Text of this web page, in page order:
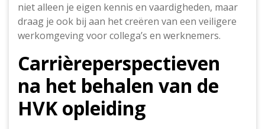
niet alleen je eigen kennis en vaardigheden, maar
draag je ook bij aan het creëren van een veiligere
werkomgeving voor collega’s en werknemers.
Carrièreperspectieven
na het behalen van de
HVK opleiding